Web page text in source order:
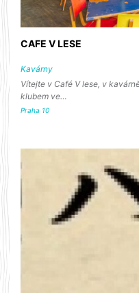
CAFE V LESE
Kavárny
Vítejte v Café V lese, v
klubem ve…
Praha 10